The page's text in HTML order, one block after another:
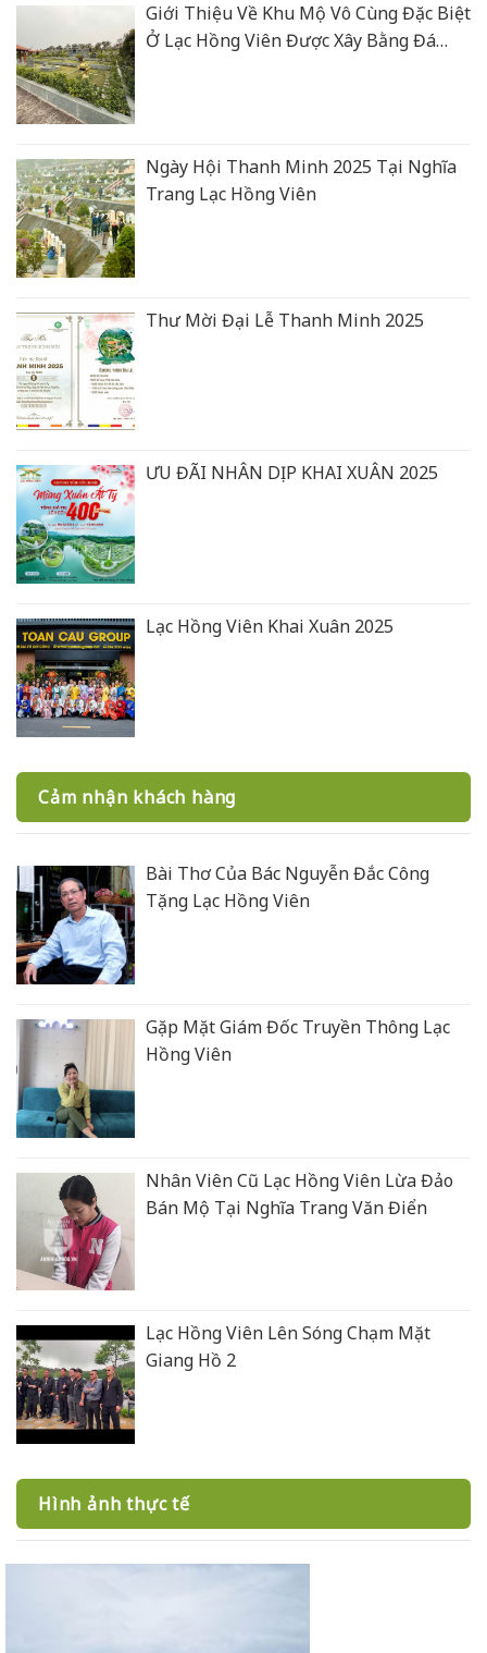
Giới Thiệu Về Khu Mộ Vô Cùng Đặc Biệt
Ở Lạc Hồng Viên Được Xây Bằng Đá
Ngày Hội Thanh Minh 2025 Tại Nghĩa
Trang Lạc Hồng Viên
Thư Mời Đại Lễ Thanh Minh 2025
ƯU ĐÃI NHÂN DỊP KHAI XUÂN 2025
Lạc Hồng Viên Khai Xuân 2025
Cảm nhận khách hàng
Bài Thơ Của Bác Nguyễn Đắc Công
Tặng Lạc Hồng Viên
Gặp Mặt Giám Đốc Truyền Thông Lạc
Hồng Viên
Nhân Viên Cũ Lạc Hồng Viên Lừa Đảo
Bán Mộ Tại Nghĩa Trang Văn Điển
Lạc Hồng Viên Lên Sóng Chạm Mặt
Giang Hồ 2
Hình ảnh thực tế